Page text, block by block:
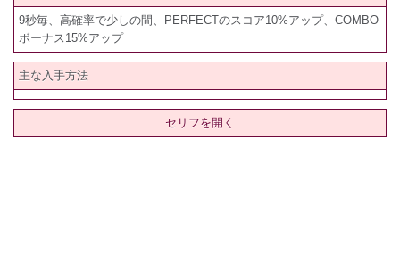
9秒毎、高確率で少しの間、PERFECTのスコア10%アップ、COMBO
ボーナス15%アップ
主な入手方法
セリフを開く